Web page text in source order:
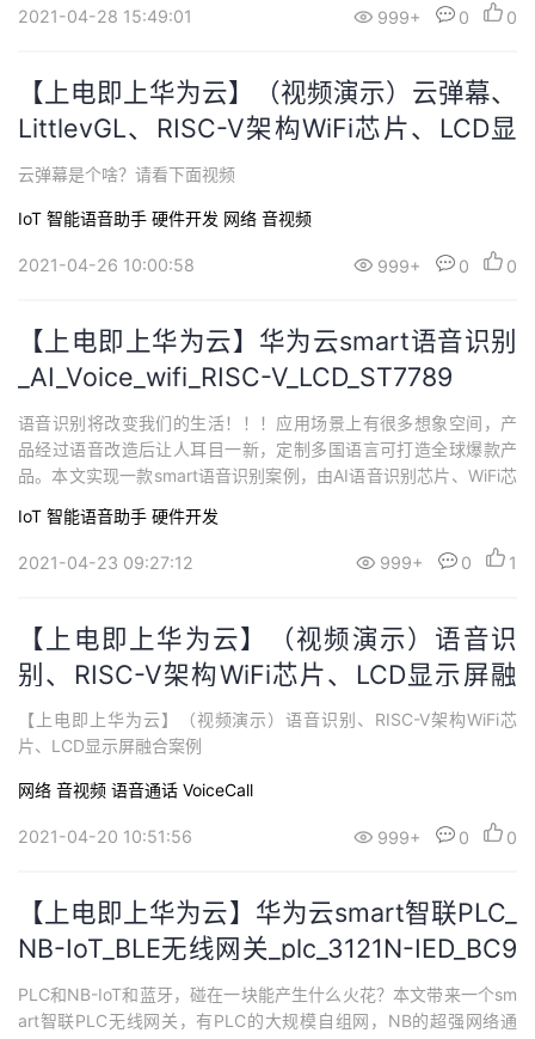
2021-04-28 15:49:01 999+ 0 0
【上电即上华为云】（视频演示）云弹幕、
LittlevGL、RISC-V架构WiFi芯片、LCD显
示屏
云弹幕是个啥？请看下面视频
IoT 智能语音助手 硬件开发 网络 音视频
2021-04-26 10:00:58 999+ 0 0
【上电即上华为云】华为云smart语音识别
_AI_Voice_wifi_RISC-V_LCD_ST7789
语音识别将改变我们的生活！！！应用场景上有很多想象空间，产
品经过语音改造后让人耳目一新，定制多国语言可打造全球爆款产
品。本文实现一款smart语音识别案例，由AI语音识别芯片、WiFi芯
华为云。
IoT 智能语音助手 硬件开发
2021-04-23 09:27:12 999+ 0 1
【上电即上华为云】（视频演示）语音识
别、RISC-V架构WiFi芯片、LCD显示屏融
合案例
【上电即上华为云】（视频演示）语音识别、RISC-V架构WiFi芯
片、LCD显示屏融合案例
网络 音视频 语音通话 VoiceCall
2021-04-20 10:51:56 999+ 0 0
【上电即上华为云】华为云smart智联PLC_
NB-IoT_BLE无线网关_plc_3121N-IED_BC9
5-CNV
PLC和NB-IoT和蓝牙，碰在一块能产生什么火花？本文带来一个sm
art智联PLC无线网关，有PLC的大规模自组网，NB的超强网络通